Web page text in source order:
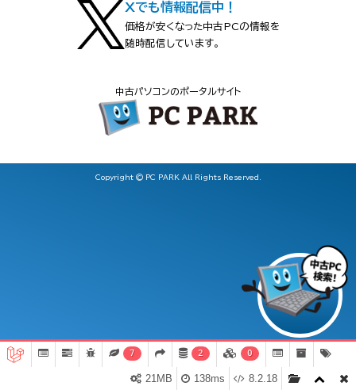
Xでも情報配信中！
価格が安くなった中古PCの情報を
随時配信しています。
中古パソコンのポータルサイト
Copyright © PC PARK All Rights Reserved.
7 2 0
8.2.18
138ms
21MB